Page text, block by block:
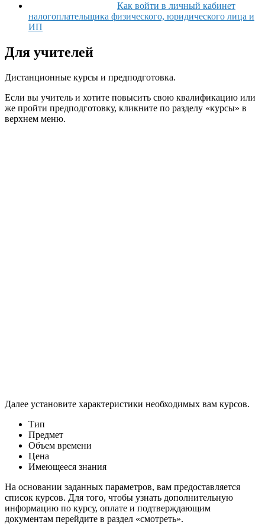
Как войти в личный кабинет
налогоплательщика физического, юридического лица и
ИП
Для учителей
Дистанционные курсы и предподготовка.
Если вы учитель и хотите повысить свою квалификацию или
же пройти предподготовку, кликните по разделу «курсы» в
верхнем меню.
Далее установите характеристики необходимых вам курсов.
Тип
Предмет
Объем времени
Цена
Имеющееся знания
На основании заданных параметров, вам предоставляется
список курсов. Для того, чтобы узнать дополнительную
информацию по курсу, оплате и подтверждающим
документам перейдите в раздел «смотреть».